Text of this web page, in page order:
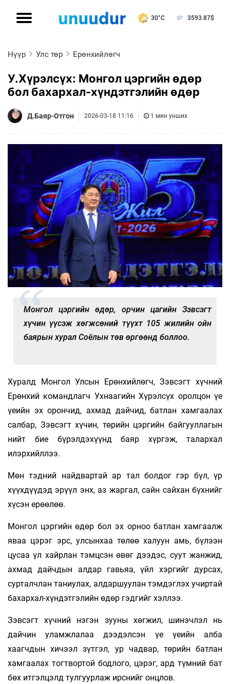
30°C 3593.87$
Нүүр Улс төр Ерөнхийлөгч
У.Хүрэлсүх: Монгол цэргийн өдөр
бол бахархал-хүндэтгэлийн өдөр
Д.Баяр-Отгон 2026-03-18 11:16 1 мин унших
Монгол цэргийн өдөр, орчин цагийн Зэвсэгт
хүчин үүсэж хөгжсөний түүхт 105 жилийн ойн
баярын хурал Соёлын төв өргөөнд боллоо.
Хуралд Монгол Улсын Ерөнхийлөгч, Зэвсэгт хүчний
Ерөнхий командлагч Ухнаагийн Хүрэлсүх оролцон үе
үеийн эх орончид, ахмад дайчид, батлан хамгаалах
салбар, Зэвсэгт хүчин, төрийн цэргийн байгууллагын
нийт бие бүрэлдэхүүнд баяр хүргэж, талархал
илэрхийллээ.
Мөн тэдний найдвартай ар тал болдог гэр бүл, үр
хүүхдүүдэд эрүүл энх, аз жаргал, сайн сайхан бүхнийг
хүсэн ерөөлөө.
Монгол цэргийн өдөр бол эх орноо батлан хамгаалж
яваа цэрэг эрс, улсынхаа төлөө халуун амь, бүлээн
цусаа үл хайрлан тэмцсэн өвөг дээдэс, суут жанжид,
ахмад дайчдын алдар гавьяа, үйл хэргийг дурсах,
сурталчлан таниулах, алдаршуулан тэмдэглэх учиртай
бахархал-хүндэтгэлийн өдөр гэдгийг хэллээ.
Зэвсэгт хүчний нэгэн зууны хөгжил, шинэчлэл нь
дайчин уламжлалаа дээдэлсэн үе үеийн алба
хаагчдын хичээл зүтгэл, ур чадвар, төрийн батлан
хамгаалах тогтвортой бодлого, цэрэг, ард түмний бат
бөх итгэлцэлд тулгуурлаж ирснийг онцлов.